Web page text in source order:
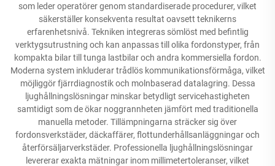
som leder operatörer genom standardiserade procedurer, vilket
säkerställer konsekventa resultat oavsett teknikerns
erfarenhetsnivå. Tekniken integreras sömlöst med befintlig
verktygsutrustning och kan anpassas till olika fordonstyper, från
kompakta bilar till tunga lastbilar och andra kommersiella fordon.
Moderna system inkluderar trådlös kommunikationsförmåga, vilket
möjliggör fjärrdiagnostik och molnbaserad datalagring. Dessa
ljughållningslösningar minskar betydligt servicehastigheten
samtidigt som de ökar noggrannheten jämfört med traditionella
manuella metoder. Tillämpningarna sträcker sig över
fordonsverkstäder, däckaffärer, flottunderhållsanläggningar och
återförsäljarverkstäder. Professionella ljughållningslösningar
levererar exakta mätningar inom millimetertoleranser, vilket